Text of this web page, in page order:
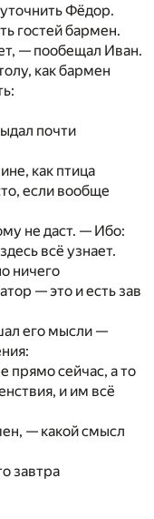
Фёдор.
гостей бармен.
— пообещал Иван.
как бармен
почти
как птица
если вообще
не даст. — Ибо:
всё узнает.
ничего
— это и есть зав
его мысли —
прямо сейчас, а то
и им всё
— какой смысл
завтра